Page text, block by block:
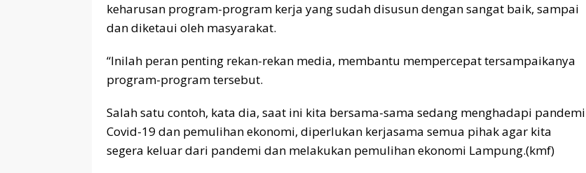
keharusan program-program kerja yang sudah disusun dengan sangat baik, sampai
dan diketaui oleh masyarakat.
“Inilah peran penting rekan-rekan media, membantu mempercepat tersampaikanya
program-program tersebut.
Salah satu contoh, kata dia, saat ini kita bersama-sama sedang menghadapi pandemi
Covid-19 dan pemulihan ekonomi, diperlukan kerjasama semua pihak agar kita
segera keluar dari pandemi dan melakukan pemulihan ekonomi Lampung.(kmf)